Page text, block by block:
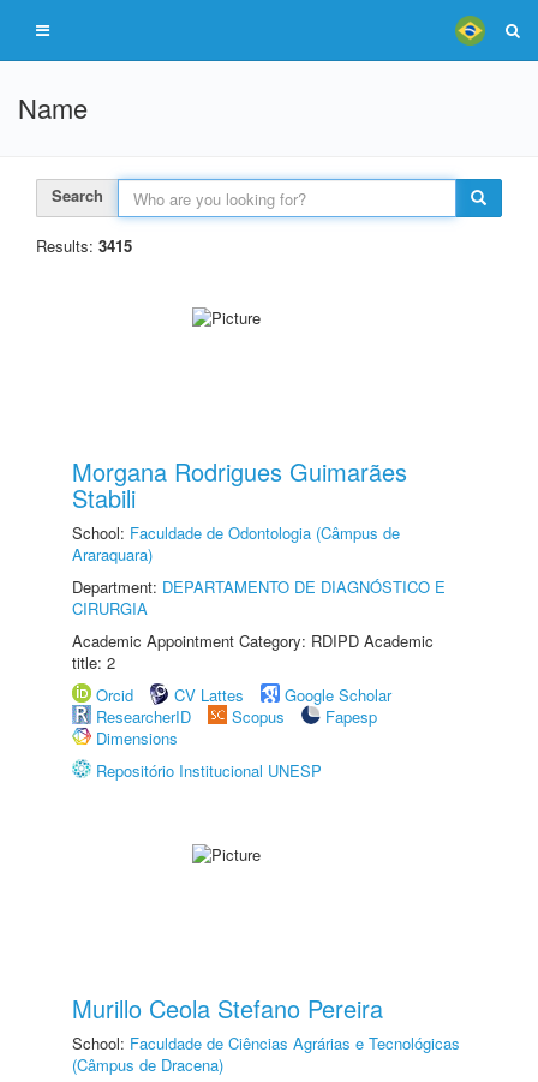
Name
Search
Results: 3415
Morgana Rodrigues Guimarães
Stabili
School: Faculdade de Odontologia (Câmpus de
Araraquara)
Department: DEPARTAMENTO DE DIAGNÓSTICO E
CIRURGIA
Academic Appointment Category: RDIPD Academic
title: 2
Orcid
CV Lattes
Google Scholar
ResearcherID
Scopus
Fapesp
Dimensions
Repositório Institucional UNESP
Murillo Ceola Stefano Pereira
School: Faculdade de Ciências Agrárias e Tecnológicas
(Câmpus de Dracena)